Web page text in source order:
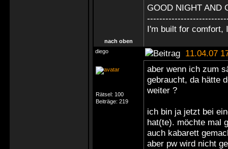
GOOD NIGHT AND
I'm built for comfort,
nach oben
diego
11.04.07
Rätsel: 100
Beiträge: 219
aber wenn ich zum
gebraucht, da hätte
weiter ?
ich bin ja jetzt bei
hat(te). möchte mal
auch kabarett
aber pw wird nicht